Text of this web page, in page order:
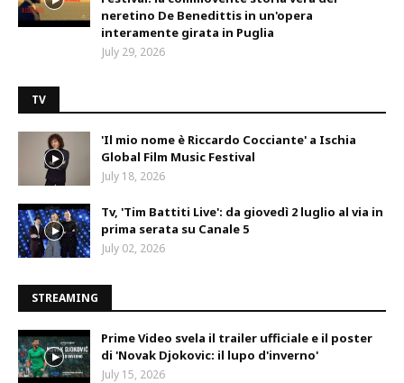
neretino De Benedittis in un'opera
interamente girata in Puglia
July 29, 2026
TV
'Il mio nome è Riccardo Cocciante' a Ischia
Global Film Music Festival
July 18, 2026
Tv, 'Tim Battiti Live': da giovedì 2 luglio al via in
prima serata su Canale 5
July 02, 2026
STREAMING
Prime Video svela il trailer ufficiale e il poster
di 'Novak Djokovic: il lupo d'inverno'
July 15, 2026